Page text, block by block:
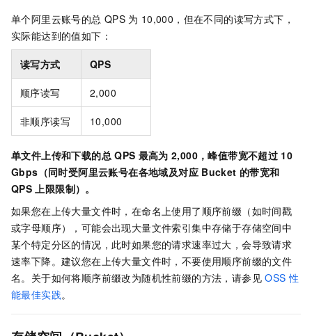
单个阿里云账号的总 QPS 为 10,000，但在不同的读写方式下，
实际能达到的值如下：
读写方式 QPS
顺序读写 2,000
非顺序读写 10,000
单文件上传和下载的总 QPS 最高为 2,000，峰值带宽不超过 10
Gbps（同时受阿里云账号在各地域及对应 Bucket 的带宽和
QPS 上限限制）。
如果您在上传大量文件时，在命名上使用了顺序前缀（如时间戳
或字母顺序），可能会出现大量文件索引集中存储于存储空间中
某个特定分区的情况，此时如果您的请求速率过大，会导致请求
速率下降。建议您在上传大量文件时，不要使用顺序前缀的文件
名。关于如何将顺序前缀改为随机性前缀的方法，请参见 OSS 性
能最佳实践。